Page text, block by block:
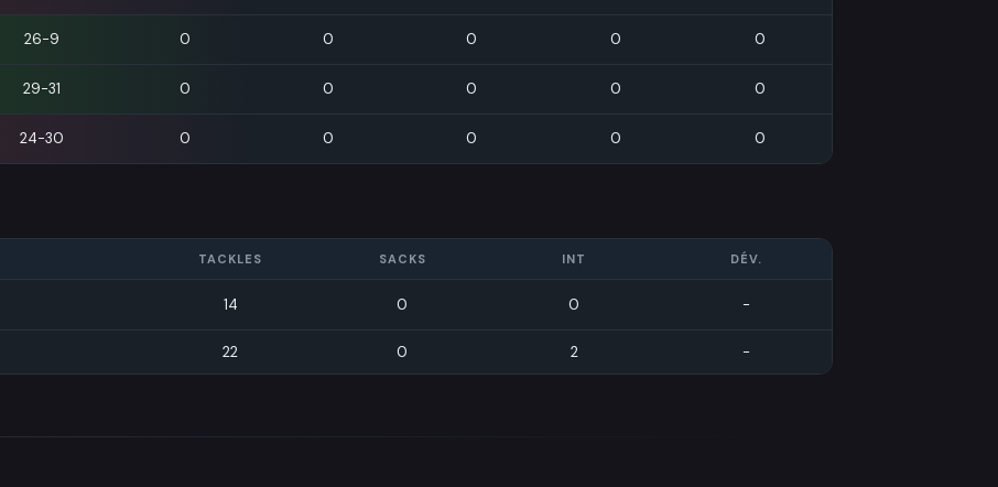
26-9 0 0 0 0 0
29-31 0 0 0 0 0
24-30 0 0 0 0 0
TACKLES SACKS INT DÉV.
14 0 0 -
22 0 2 -